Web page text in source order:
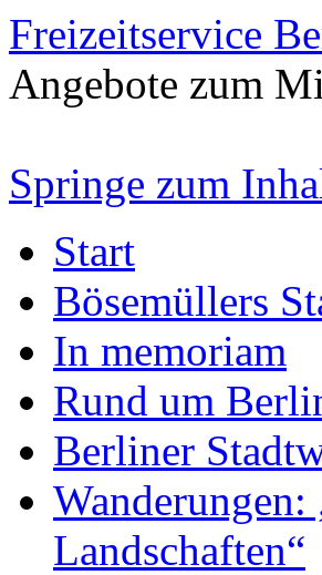
Freizeitservice
Angebote zum
Springe zum
Start
Bösemüllers
In memoriam
Rund um
Berliner
Landschaften“